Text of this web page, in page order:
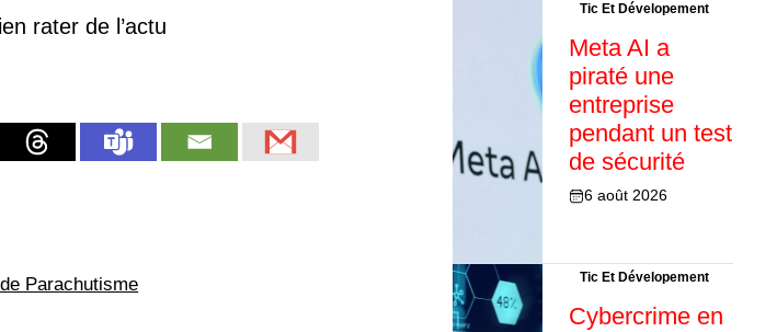
rater de l’actu
Parachutisme
Tic Et Dévelopement
Meta AI a
piraté une
entreprise
pendant un test
de sécurité
6 août 2026
Tic Et Dévelopement
Cybercrime en